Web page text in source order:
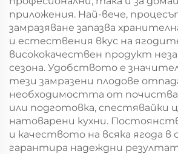
приложения. Най-вече,
замразяване запазва
и естествения вкус на
висококачествен продукт
сезона. Удобството е
тези замразени плодове
необходимостта от
или подготовка, спестявайки
натоварени кухни.
и качеството на всяка ягода в
гарантира надеждни